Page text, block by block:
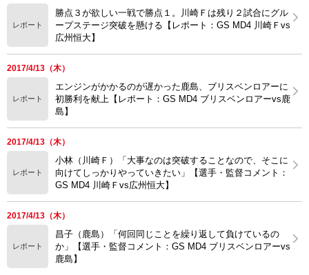
レポート
勝点３が欲しい一戦で勝点１。川崎Ｆは残り２試合にグル
ープステージ突破を懸ける【レポート：GS MD4 川崎Ｆvs
広州恒大】
2017/4/13（木）
レポート
エンジンがかかるのが遅かった鹿島、ブリスベンロアーに
初勝利を献上【レポート：GS MD4 ブリスベンロアーvs鹿
島】
2017/4/13（木）
レポート
小林（川崎Ｆ）「大事なのは突破することなので、そこに
向けてしっかりやっていきたい」【選手・監督コメント：
GS MD4 川崎Ｆvs広州恒大】
2017/4/13（木）
レポート
昌子（鹿島）「何回同じことを繰り返して負けているの
か」【選手・監督コメント：GS MD4 ブリスベンロアーvs
鹿島】